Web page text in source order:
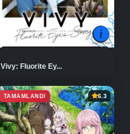
Vivy: Fluorite Ey...
TAMAMLANDI 6.3